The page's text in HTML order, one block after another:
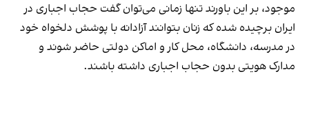
موجود، بر این باورند تنها زمانی می‌توان گفت حجاب اجباری در
ایران برچیده شده که زنان بتوانند آزادانه با پوشش دلخواه خود
در مدرسه، دانشگاه، محل کار و اماکن دولتی حاضر شوند و
مدارک هویتی بدون حجاب اجباری داشته باشند.